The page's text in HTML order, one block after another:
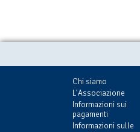
Chi siamo
L'Associazione
Informazioni sui
pagamenti
Informazioni sulle